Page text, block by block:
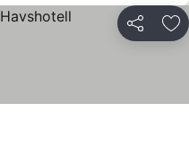
Distribuiți